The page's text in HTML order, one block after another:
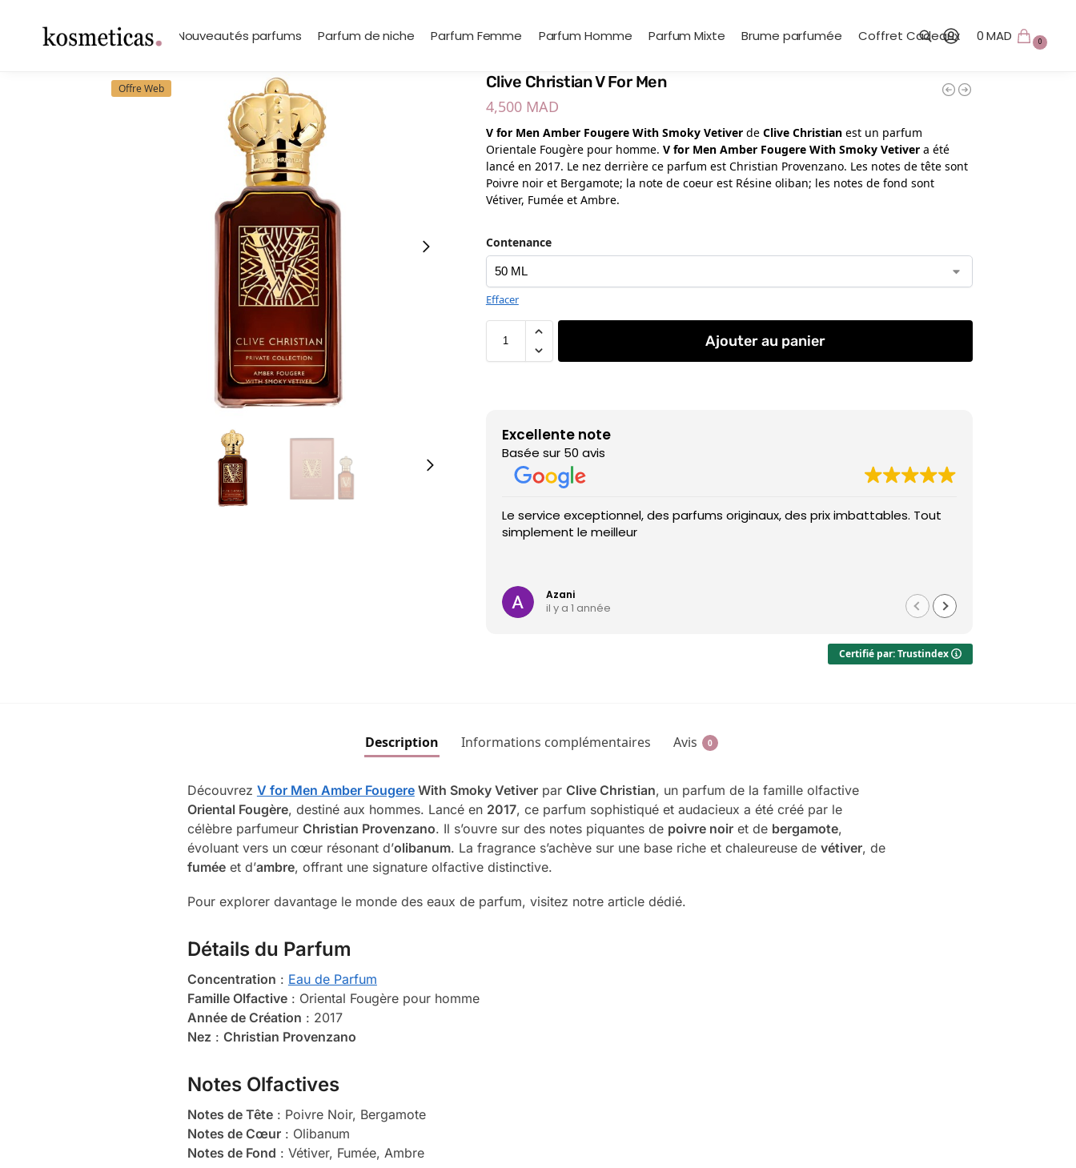
Marques Nouveautés parfums Parfum de niche Parfum Femme Parfum Homme Parfum Mixte Brume parfumée Coffret Cadeaux
Search
0MAD 0
Offre Web
Clive Christian V For Men
4,500 MAD
V for Men Amber Fougere With Smoky Vetiverde Clive Christianest un parfum
Orientale Fougère pour homme. V for Men Amber Fougere With Smoky Vetivera été
lancé en 2017. Le nez derrière ce parfum est Christian Provenzano. Les notes de tête sont
Poivre noir et Bergamote; la note de coeur est Résine oliban; les notes de fond sont
Vétiver, Fumée et Ambre.
Contenance
Effacer
Ajouter au panier
Excellente note
Basée sur 50 avis
Le service exceptionnel, des parfums originaux, des prix imbattables. Tout
simplement le meilleur
Azani
il y a 1 année
Certifié par: Trustindex
Description Informations complémentaires Avis 0
Découvrez V for Men Amber FougereWith Smoky Vetiverpar Clive Christian, un parfum de la famille olfactive
Oriental Fougère, destiné aux hommes. Lancé en 2017, ce parfum sophistiqué et audacieux a été créé par le
célèbre parfumeur Christian Provenzano. Il s’ouvre sur des notes piquantes de poivre noiret de bergamote,
évoluant vers un cœur résonant d’olibanum. La fragrance s’achève sur une base riche et chaleureuse de vétiver, de
fuméeet d’ambre, offrant une signature olfactive distinctive.
Pour explorer davantage le monde des eaux de parfum, visitez notre article dédié.
Détails du Parfum
Concentration : Eau de Parfum
Famille Olfactive: Oriental Fougère pour homme
Année de Création : 2017
Nez : Christian Provenzano
Notes Olfactives
Notes de Tête: Poivre Noir, Bergamote
Notes de Cœur: Olibanum
Notes de Fond : Vétiver, Fumée, Ambre